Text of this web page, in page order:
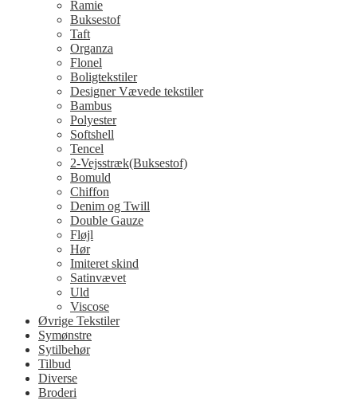
Ramie
Buksestof
Taft
Organza
Flonel
Boligtekstiler
Designer Vævede tekstiler
Bambus
Polyester
Softshell
Tencel
2-Vejsstræk(Buksestof)
Bomuld
Chiffon
Denim og Twill
Double Gauze
Fløjl
Hør
Imiteret skind
Satinvævet
Uld
Viscose
Øvrige Tekstiler
Symønstre
Sytilbehør
Tilbud
Diverse
Broderi